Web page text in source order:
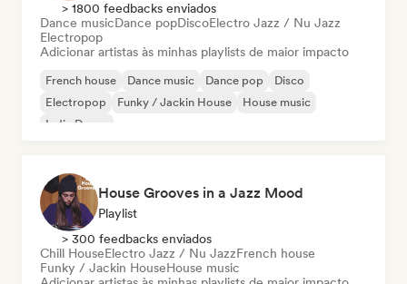
> 1800 feedbacks enviados
Dance musicDance popDiscoElectro Jazz / Nu Jazz
Electropop
Adicionar artistas às minhas playlists de maior impacto
French house Dance music Dance pop
Disco
Electropop
Funky / Jackin House
House music
Indie Dance
House Grooves in a Jazz Mood
Playlist
> 300 feedbacks enviados
Chill HouseElectro Jazz / Nu JazzFrench house
Funky / Jackin HouseHouse music